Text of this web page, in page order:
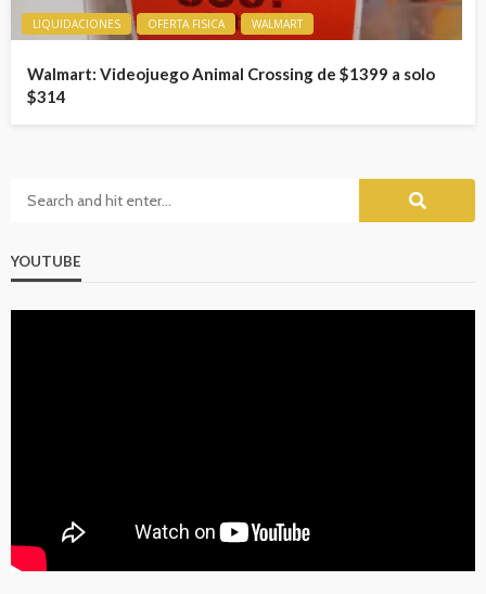
LIQUIDACIONES OFERTA FISICA WALMART
Walmart: Videojuego Animal Crossing de $1399 a solo
$314
YOUTUBE